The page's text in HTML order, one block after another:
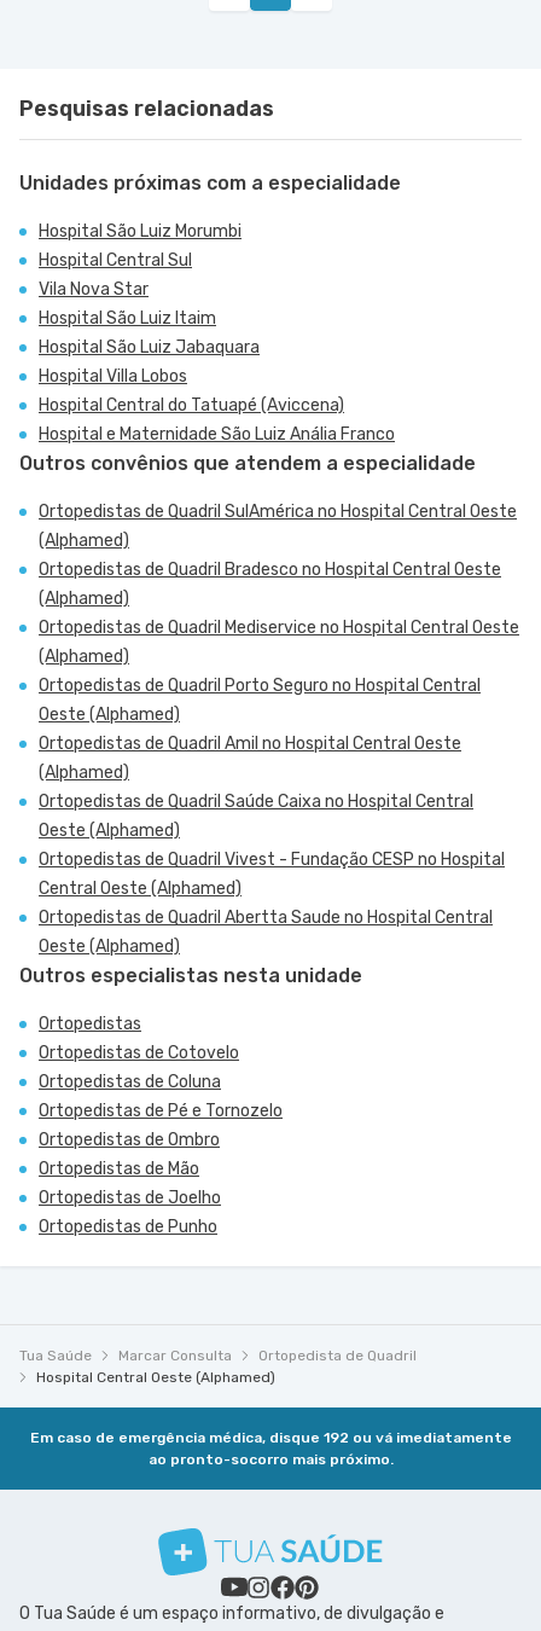
Pesquisas relacionadas
Unidades próximas com a especialidade
Hospital São Luiz Morumbi
Hospital Central Sul
Vila Nova Star
Hospital São Luiz Itaim
Hospital São Luiz Jabaquara
Hospital Villa Lobos
Hospital Central do Tatuapé (Aviccena)
Hospital e Maternidade São Luiz Anália Franco
Outros convênios que atendem a especialidade
Ortopedistas de Quadril SulAmérica no Hospital Central Oeste
(Alphamed)
Ortopedistas de Quadril Bradesco no Hospital Central Oeste
(Alphamed)
Ortopedistas de Quadril Mediservice no Hospital Central Oeste
(Alphamed)
Ortopedistas de Quadril Porto Seguro no Hospital Central
Oeste (Alphamed)
Ortopedistas de Quadril Amil no Hospital Central Oeste
(Alphamed)
Ortopedistas de Quadril Saúde Caixa no Hospital Central
Oeste (Alphamed)
Ortopedistas de Quadril Vivest - Fundação CESP no Hospital
Central Oeste (Alphamed)
Ortopedistas de Quadril Abertta Saude no Hospital Central
Oeste (Alphamed)
Outros especialistas nesta unidade
Ortopedistas
Ortopedistas de Cotovelo
Ortopedistas de Coluna
Ortopedistas de Pé e Tornozelo
Ortopedistas de Ombro
Ortopedistas de Mão
Ortopedistas de Joelho
Ortopedistas de Punho
Tua Saúde Marcar Consulta
Ortopedista de Quadril
Hospital Central Oeste (Alphamed)
Em caso de emergência médica, disque 192 ou vá imediatamente
ao pronto-socorro mais próximo.
O Tua Saúde é um espaço informativo, de divulgação e